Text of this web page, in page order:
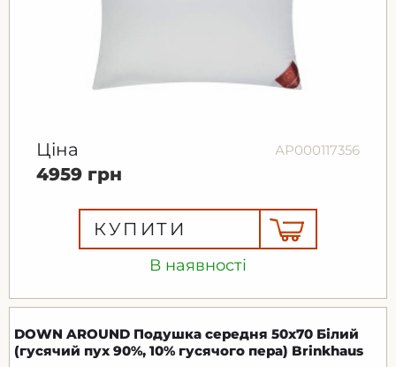
В наявності
Ціна АР000117356
4959 грн
КУПИТИ
DOWN AROUND Подушка середня 50х70 Білий
(гусячий пух 90%, 10% гусячого пера) Brinkhaus